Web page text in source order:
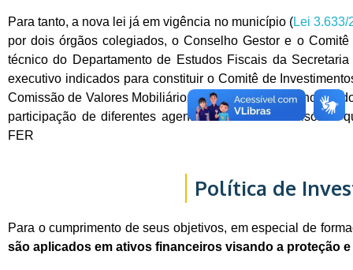
Para tanto, a nova lei já em vigência no município (Lei 3.633/
por dois órgãos colegiados, o Conselho Gestor e o
técnico do Departamento de Estudos Fiscais da
executivo indicados para constituir o Comitê de
Comissão de Valores Mobiliários (CVM) para serem
participação de diferentes agentes nas arenas decisórias
FER
Política de
Para o cumprimento de seus objetivos, em especial de
são aplicados em ativos financeiros visando a proteção